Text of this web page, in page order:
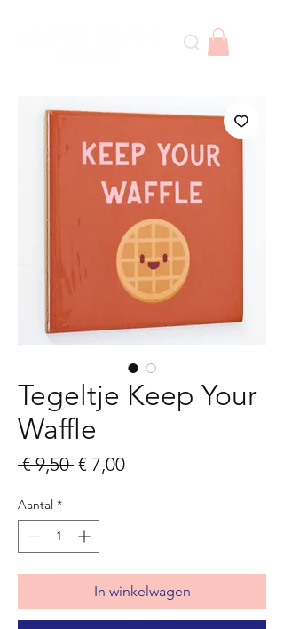
Tegeltje Keep Your
Waffle
€ 9,50 Normale
€ 7,00Verkoopprijs
Aantal *
In winkelwagen